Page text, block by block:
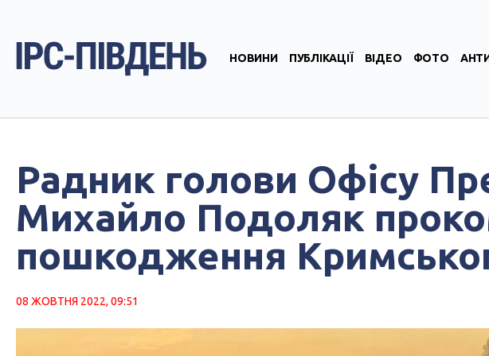
НОВИНИ ПУБЛІКАЦІЇ ВІДЕО ФОТО
Радник голови Офісу
Михайло Подоляк
пошкодження
08 ЖОВТНЯ 2022, 09:51